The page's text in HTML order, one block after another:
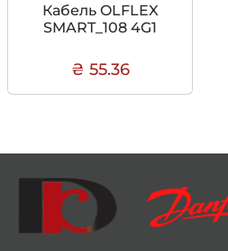
Кабель OLFLEX
SMART_108 4G1
₴ 55.36